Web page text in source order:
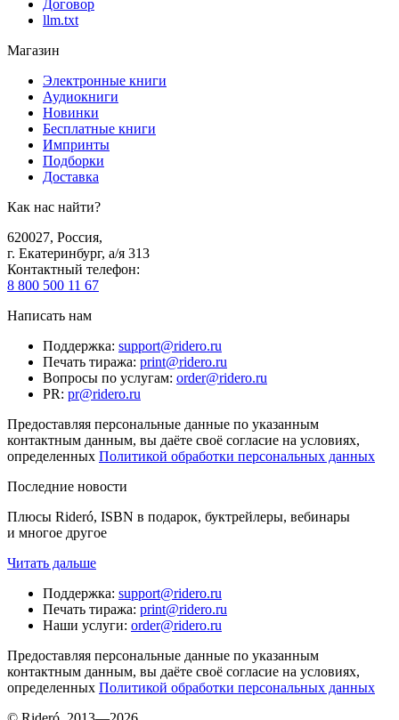
Договор
llm.txt
Магазин
Электронные книги
Аудиокниги
Новинки
Бесплатные книги
Импринты
Подборки
Доставка
Как нас найти?
620027, Россия,
г. Екатеринбург, а/я 313
Контактный телефон:
8 800 500 11 67
Написать нам
Поддержка: support@ridero.ru
Печать тиража: print@ridero.ru
Вопросы по услугам: order@ridero.ru
PR: pr@ridero.ru
Предоставляя персональные данные по указанным
контактным данным, вы даёте своё согласие на условиях,
определенных Политикой обработки персональных данных
Последние новости
Плюсы Rideró, ISBN в подарок, буктрейлеры, вебинары
и многое другое
Читать дальше
Поддержка: support@ridero.ru
Печать тиража: print@ridero.ru
Наши услуги: order@ridero.ru
Предоставляя персональные данные по указанным
контактным данным, вы даёте своё согласие на условиях,
определенных Политикой обработки персональных данных